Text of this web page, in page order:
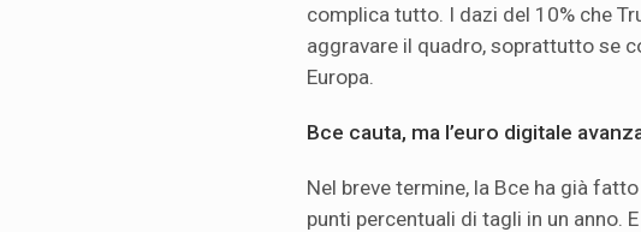
complica tutto. I dazi del 10% che
aggravare il quadro, soprattutto se
Europa.
Bce cauta, ma l’euro digitale
Nel breve termine, la Bce ha già
punti percentuali di tagli in un anno.